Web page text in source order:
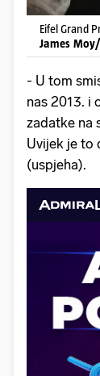
Eifel Grand
James
- U tom
nas 2013. i
zadatke na
Uvijek je to
(uspjeha).